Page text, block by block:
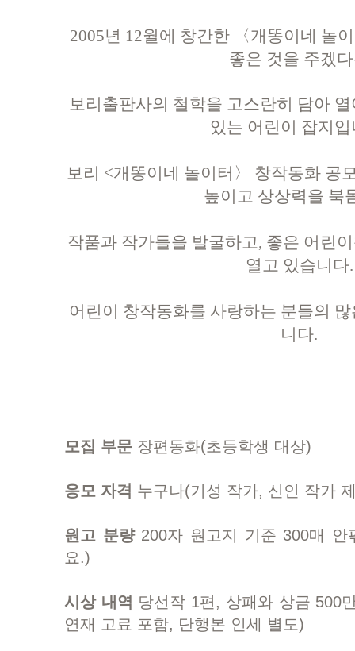
2005년 12월에 창간한 〈개똥이네 놀
좋은 것을 주겠
보리출판사의 철학을 고스란히 담아
있는 어린이 잡지입
보리 <개똥이네 놀이터〉 창작동화 공
높이고 상상력을 북
작품과 작가들을 발굴하고, 좋은 어린
열고 있습니다.
어린이 창작동화를 사랑하는 분들의
니다.
모집 부문 장편동화(초등학생 대상)
응모 자격 누구나(기성 작가, 신인 작가
원고 분량 200자 원고지 기준 300매 안
요.)
시상 내역 당선작 1편, 상패와 상금 500
연재 고료 포함, 단행본 인세 별도)